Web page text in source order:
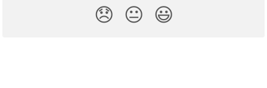
😞 😐 😃